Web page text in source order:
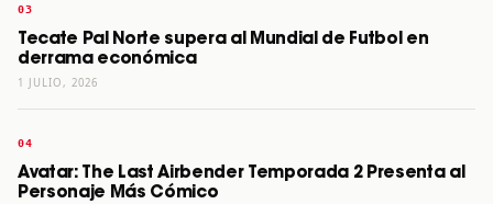
Tecate Pal Norte supera al Mundial de Futbol en
derrama económica
1 JULIO, 2026
Avatar: The Last Airbender Temporada 2 Presenta al
Personaje Más Cómico